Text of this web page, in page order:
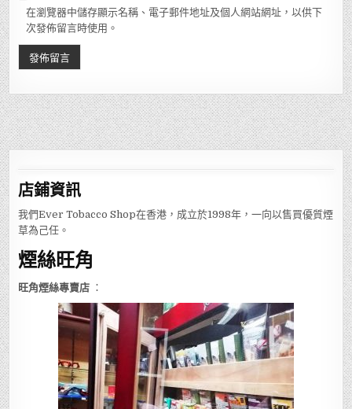
在瀏覽器中儲存顯示名稱、電子郵件地址及個人網站網址，以供下
次發佈留言時使用。
店鋪資訊
我們Ever Tobacco Shop在香港，成立於1998年，一向以售買優質煙
草為己任。
煙絲旺角
旺角煙絲專賣店 ：